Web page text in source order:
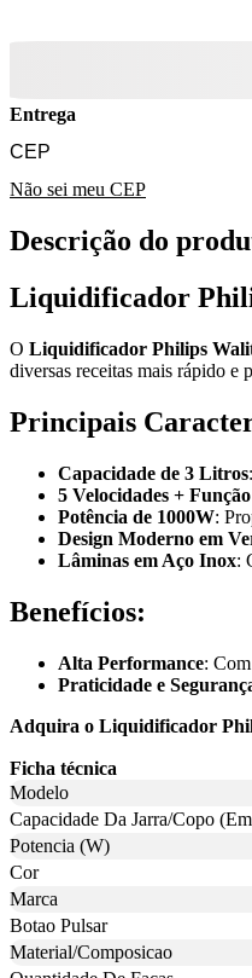
Entrega
Não sei meu CEP
Descrição do
Liquidificador
O Liquidificador Philips
diversas receitas mais rápido e
Principais
Capacidade de 3 Litros
5 Velocidades +
Potência de 1000W:
Design Moderno em
Lâminas em Aço Inox:
Benefícios:
Alta Performance:
Praticidade e
Adquira o Liquidificador
Ficha técnica
Modelo
Capacidade Da Jarra/Copo
Potencia (W)
Cor
Marca
Botao Pulsar
Material/Composicao